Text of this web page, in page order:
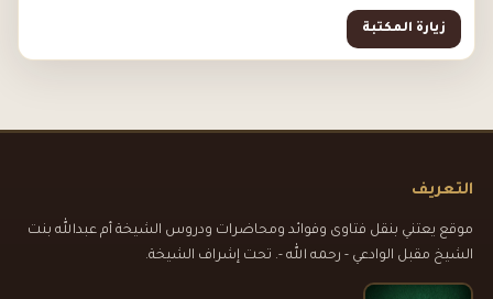
زيارة المكتبة
التعريف
موقع يعتني بنقل فتاوى وفوائد ومحاضرات ودروس الشيخة أم عبدالله بنت
الشيخ مقبل الوادعي - رحمه الله -. تحت إشراف الشيخة.